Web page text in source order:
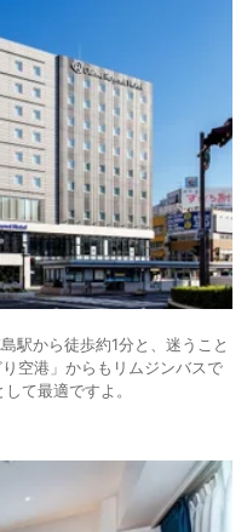
駅から徒歩約1分と、迷うこと
空港」からもリムジンバスで
て最適ですよ。